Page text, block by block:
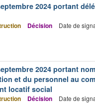
2024 portant
Décision Date de
2024 portant
et du personnel au
locatif social
Décision Date de